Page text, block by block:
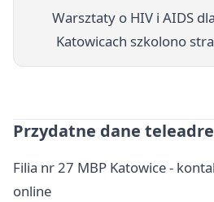
Warsztaty o HIV i AIDS
Katowicach szkolono
Przydatne dane
Filia nr 27 MBP Katowice -
online